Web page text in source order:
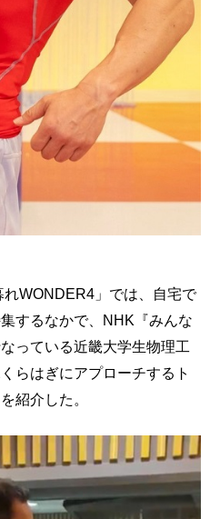
WONDER4」では、自宅で
するなかで、NHK『みんな
っている近畿大学生物理工
らはぎにアプローチするト
紹介した。